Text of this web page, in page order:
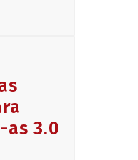
as 3.0